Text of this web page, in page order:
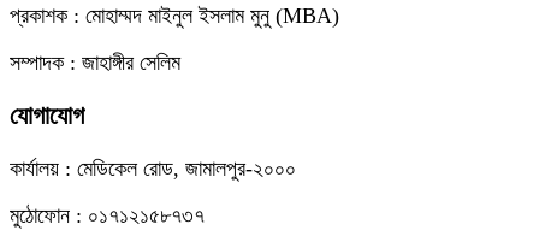
প্রকাশক : মোহাম্মদ মাইনুল ইসলাম মুনু (MBA)
সম্পাদক : জাহাঙ্গীর সেলিম
যোগাযোগ
কার্যালয় : মেডিকেল রোড, জামালপুর-২০০০
মুঠোফোন : ০১৭১২১৫৮৭৩৭